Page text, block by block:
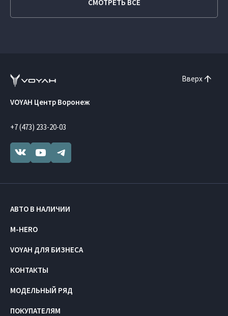
СМОТРЕТЬ ВСЕ
Вверх
VOYAH Центр Воронеж
+7 (473) 233-20-03
АВТО В НАЛИЧИИ
M-HERO
VOYAH ДЛЯ БИЗНЕСА
КОНТАКТЫ
МОДЕЛЬНЫЙ РЯД
ПОКУПАТЕЛЯМ